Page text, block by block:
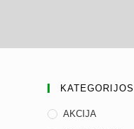
KATEGORIJOS
AKCIJA